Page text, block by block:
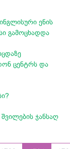
ენის
გამოცხადდა
ცენტრს და
ჯანსაღ